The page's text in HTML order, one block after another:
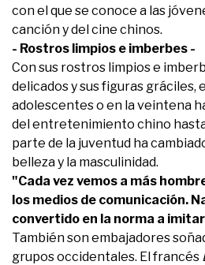
con el que se conoce a las
canción y del cine chinos.
- Rostros limpios e imberbes -
Con sus rostros limpios e
delicados y sus figuras gráciles,
adolescentes o en la veintena
del entretenimiento chino
parte de la juventud ha
belleza y la masculinidad.
"Cada vez vemos a más
los medios de comunicación.
convertido en la norma a
También son embajadores
grupos occidentales. El francés